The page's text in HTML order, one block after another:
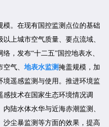
模。在现有国控监测点位的基础
上城市空气质量、要点流域、
，发布“十二五”国控地表水、
气、 地表水监测掩盖规模，加
境遥感监测与使用。推进环境监
技术在国家生态环境情况调
陆水体水华与近海赤潮监测、
尘暴监测等方面的效果，提高